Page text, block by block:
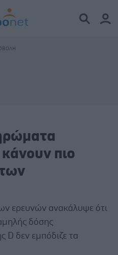
κάνουν πιο
ερευνών ανακάλυψε ότι
δόσης
D δεν εμπόδιζε τα